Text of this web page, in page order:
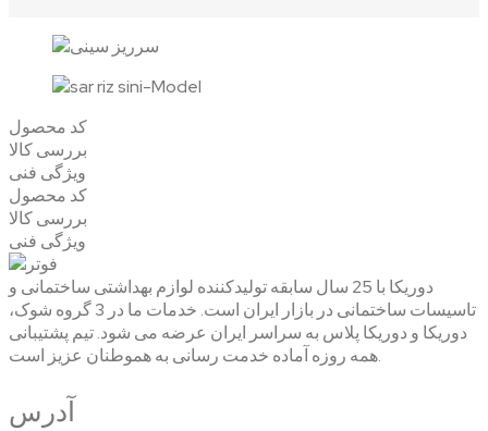
کد محصول
بررسی کالا
ویژگی فنی
کد محصول
بررسی کالا
ویژگی فنی
دوریکا با 25 سال سابقه تولیدکننده لوازم بهداشتی ساختمانی و
تاسیسات ساختمانی در بازار ایران است. خدمات ما در 3 گروه شوک،
دوریکا و دوریکا پلاس به سراسر ایران عرضه می شود. تیم پشتیبانی
همه روزه آماده خدمت رسانی به هموطنان عزیز است.
آدرس